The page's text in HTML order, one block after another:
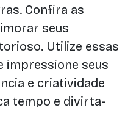
Confira as
seus
Utilize essas
impressione seus
e criatividade
tempo e divirta-